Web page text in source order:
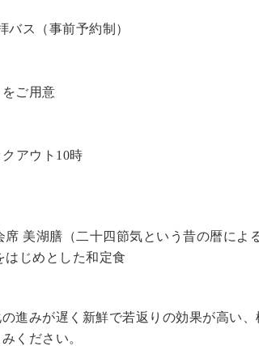
バス（事前予約制）
ご用意
アウト10時
美湖膳（二十四節気という昔の暦によ
はじめとした和定食
進みが遅く新鮮で若返りの効果が高い
ください。